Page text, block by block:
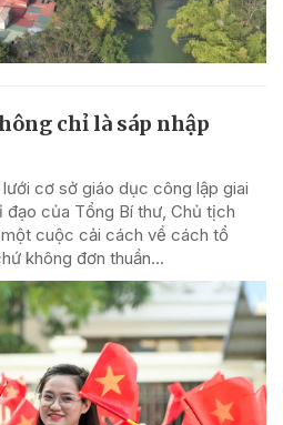
chỉ là sáp nhập
cơ sở giáo dục công lập giai
của Tổng Bí thư, Chủ tịch
cuộc cải cách về cách tổ
không đơn thuần...